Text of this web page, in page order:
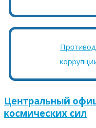
Центральный
космических сил